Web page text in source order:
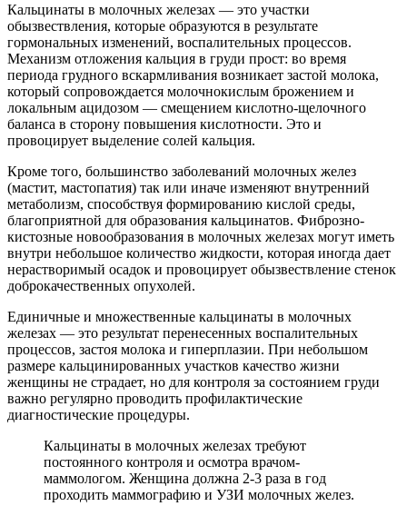
Кальцинаты в молочных железах — это участки
обызвествления, которые образуются в результате
гормональных изменений, воспалительных процессов.
Механизм отложения кальция в груди прост: во время
периода грудного вскармливания возникает застой молока,
который сопровождается молочнокислым брожением и
локальным ацидозом — смещением кислотно-щелочного
баланса в сторону повышения кислотности. Это и
провоцирует выделение солей кальция.
Кроме того, большинство заболеваний молочных желез
(мастит, мастопатия) так или иначе изменяют внутренний
метаболизм, способствуя формированию кислой среды,
благоприятной для образования кальцинатов. Фиброзно-
кистозные новообразования в молочных железах могут иметь
внутри небольшое количество жидкости, которая иногда дает
нерастворимый осадок и провоцирует обызвествление стенок
доброкачественных опухолей.
Единичные и множественные кальцинаты в молочных
железах — это результат перенесенных воспалительных
процессов, застоя молока и гиперплазии. При небольшом
размере кальцинированных участков качество жизни
женщины не страдает, но для контроля за состоянием груди
важно регулярно проводить профилактические
диагностические процедуры.
Кальцинаты в молочных железах требуют
постоянного контроля и осмотра врачом-
маммологом. Женщина должна 2-3 раза в год
проходить маммографию и УЗИ молочных желез.